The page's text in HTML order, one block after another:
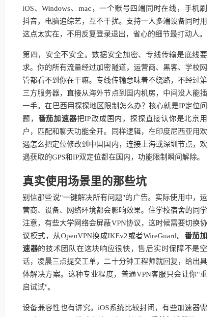
iOS、Windows、mac，一个账号四端同时在线，手机刷
抖音，电脑追综艺，互不干扰。支持一人多端设备同时用
这点太实在，不用反复登录退出，省心的细节最打动人。
第四，安全不安全。数据安全加密、专线传输是底线要
求。你的所有流量经过加密隧道，运营商、黑客、学校网
管都看不到你在干嘛。专线传输意味着不绕路，不经过第
三方服务器，直接从海外节点到国内机房，中间没人能插
一手。在巴西用探探地区限制怎么办？核心就是IP定位问
题， 番茄加速器把IP改成国内，探探直接认你是北京用
户，匹配和聊天功能全开。同样逻辑，在印度尼西亚用欢
遇怎么把定位修改到中国国内，连接上海或深圳节点，欢
遇获取的GPS和IP双定位都在国内，功能限制瞬间解除。
真实使用场景里的那些坑
别信那些说"一键解决所有问题"的广告。实际使用中，运
营商、设备、网络环境都会影响效果。住学校宿舍的同学
注意，有些大学网络会屏蔽VPN协议，这时候需要切换协
议模式，从OpenVPN换成IKEv2或者WireGuard。 番茄加
速器的技术团队在这块响应很快，售后实时保障不是空
话，凌晨三点提交工单，二十分钟工程师就回复，给出具
体解决方案。这种专业程度，普通VPN客服只会让你"重
启试试"。
设备兼容性也有讲究。iOS系统比较封闭，有些加速器需